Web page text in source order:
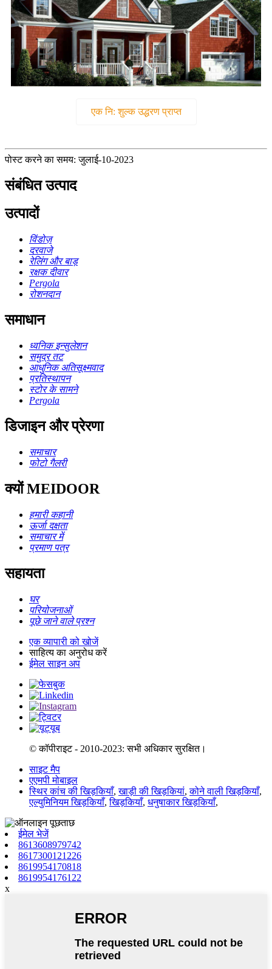
एक नि: शुल्क उद्धरण प्राप्त
पोस्ट करने का समय: जुलाई-10-2023
संबंधित उत्पाद
उत्पादों
विंडोज़
दरवाजे
रेलिंग और बाड़
रक्षक दीवार
Pergola
रोशनदान
समाधान
ध्वनिक इन्सुलेशन
समुद्र तट
आधुनिक अतिसूक्ष्मवाद
प्रतिस्थापन
स्टोर के सामने
Pergola
डिजाइन और प्रेरणा
समाचार
फोटो गैलरी
क्यों MEIDOOR
हमारी कहानी
ऊर्जा दक्षता
समाचार में
प्रमाण पत्र
सहायता
घर
परियोजनाओं
पूछे जाने वाले प्रश्न
एक व्यापारी को खोजें
साहित्य का अनुरोध करें
ईमेल साइन अप
© कॉपीराइट - 2010-2023: सभी अधिकार सुरक्षित।
साइट मैप
एएमपी मोबाइल
स्थिर कांच की खिड़कियाँ,खाड़ी की खिड़कियां,कोने वाली खिड़कियाँ,
एल्युमिनियम खिड़कियाँ,खिड़कियाँ, धनुषाकार खिड़कियाँ,
ईमेल भेजें
8613608979742
8617300121226
8619954170818
8619954176122
x